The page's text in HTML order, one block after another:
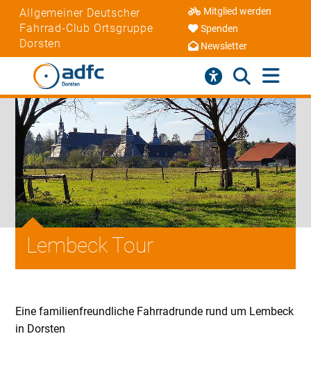
Allgemeiner Deutscher
Fahrrad-Club Ortsgruppe
Dorsten
Mitglied werden
Spenden
Newsletter
Lembeck Tour
Eine familienfreundliche Fahrradrunde rund um Lembeck
in Dorsten